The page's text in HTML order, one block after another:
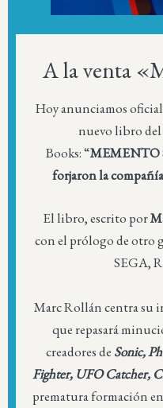
A la venta
Hoy anunciamos
nuevo libro del
Books: “MEMENTO
forjaron la compañía
El libro, escrito por
con el prólogo de otro
SEGA,
Marc Rollán centra su
que repasará
creadores de Sonic,
Fighter, UFO Catcher,
prematura formación